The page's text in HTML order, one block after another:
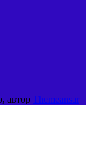
автор Themeansar